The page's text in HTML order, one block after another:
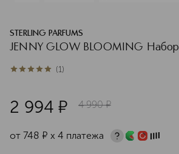
STERLING PARFUMS
JENNY GLOW BLOOMING Набор
5из 51 (1)
2 994 ¤ 4 990 ¤
от 748 ¤ х 4 платежа